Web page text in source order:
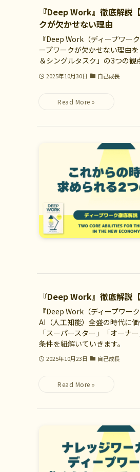
『Deep Work』徹底解説
クが欠かせない理由
『Deep Work（ディープワー
ープワークが欠かせない理由
＆シングルタスク」の3つの観
2025年10月30日 自己成長
『Deep Work』徹底解説
『Deep Work（ディープワー
AI（人工知能）全盛の時代に
「スーパースター」「オーナ
条件を紐解いていきます。
2025年10月23日 自己成長